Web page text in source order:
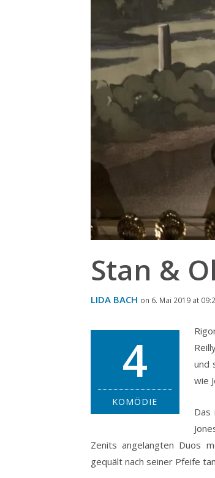
Stan &
LIDA BACH on 6. Mai 2019 at
4
KOMÖDIE
und
wie
Das
Zenits angelangten Duos
gequält nach seiner Pfeife